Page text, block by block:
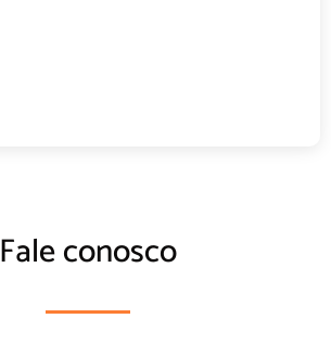
Fale conosco